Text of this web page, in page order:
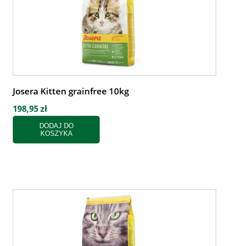
Josera Kitten grainfree 10kg
198,95 zł
DODAJ DO
KOSZYKA